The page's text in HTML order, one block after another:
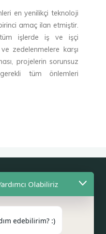
en yenilikçi teknoloji
amaç ilan etmiştir.
işlerde iş ve işçi
zedelenmelere karşı
projelerin sorunsuz
tüm önlemleri
Olabiliriz
edebilirim? :)